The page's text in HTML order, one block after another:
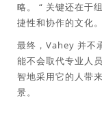
略。 “ 关键还在于
捷性和协作的文化。
最终，Vahey 并不
能不会取代专业人
智地采用它的人带
景。